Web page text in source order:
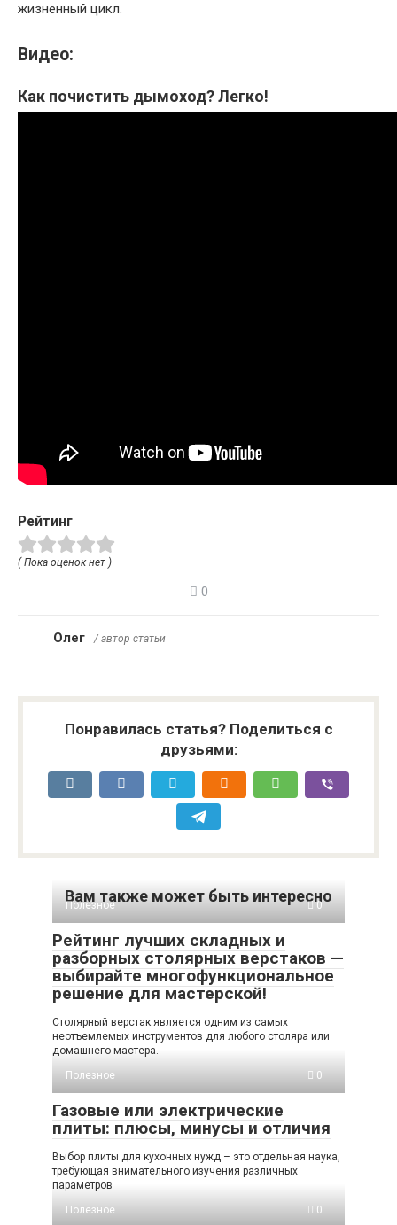
жизненный цикл.
Видео:
Как почистить дымоход? Легко!
Рейтинг
( Пока оценок нет )
0
Олег / автор статьи
Понравилась статья? Поделиться с
друзьями:
Вам также может быть интересно
Полезное 0
Рейтинг лучших складных и
разборных столярных верстаков —
выбирайте многофункциональное
решение для мастерской!
Столярный верстак является одним из самых
неотъемлемых инструментов для любого столяра или
домашнего мастера.
Полезное
0
Газовые или электрические
плиты: плюсы, минусы и отличия
Выбор плиты для кухонных нужд – это отдельная наука,
требующая внимательного изучения различных
параметров
Полезное
0